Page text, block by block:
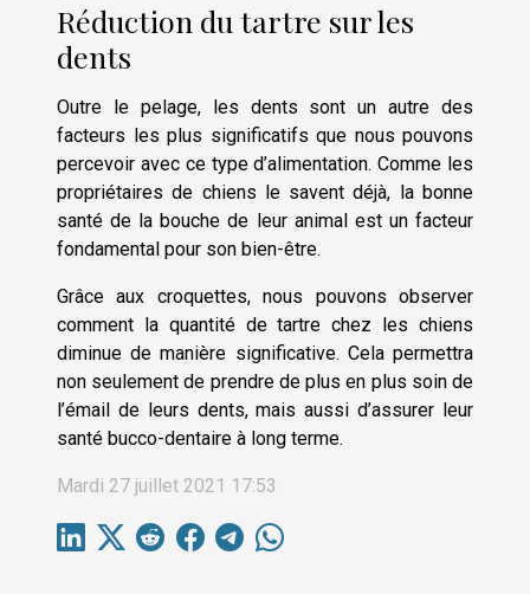
Réduction du tartre sur les
dents
Outre le pelage, les dents sont un autre des
facteurs les plus significatifs que nous pouvons
percevoir avec ce type d’alimentation. Comme les
propriétaires de chiens le savent déjà, la bonne
santé de la bouche de leur animal est un facteur
fondamental pour son bien-être.
Grâce aux croquettes, nous pouvons observer
comment la quantité de tartre chez les chiens
diminue de manière significative. Cela permettra
non seulement de prendre de plus en plus soin de
l’émail de leurs dents, mais aussi d’assurer leur
santé bucco-dentaire à long terme.
Mardi 27 juillet 2021 17:53